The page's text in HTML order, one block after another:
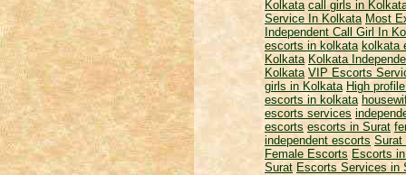
Kolkata call girls in
Service In Kolkata Most
Independent Call Girl In
escorts in kolkata kolkata
Kolkata Kolkata
Kolkata VIP Escorts
girls in Kolkata High
escorts in kolkata
escorts services
escorts escorts in Surat
independent escorts Surat
Female Escorts Escorts
Surat Escorts Services in